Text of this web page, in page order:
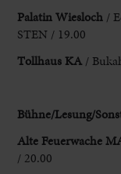
Palatin Wiesloch /
STEN / 19.00
Tollhaus KA /
Bühne/Lesung/
Alte Feuerwache
/ 20.00